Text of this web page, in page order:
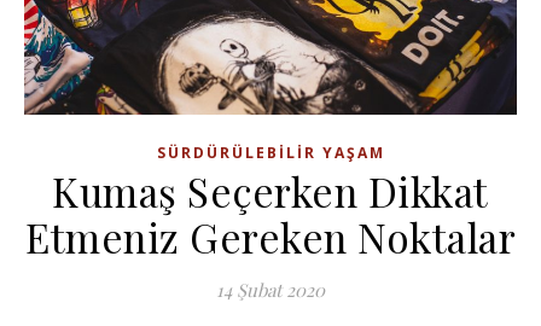
SÜRDÜRÜLEBILIR YAŞAM
Kumaş Seçerken Dikkat
Etmeniz Gereken Noktalar
14 Şubat 2020